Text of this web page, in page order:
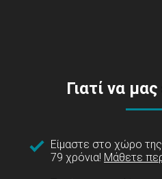
Γιατί να
Είμαστε στο χώρο
79 χρόνια! Μάθετε